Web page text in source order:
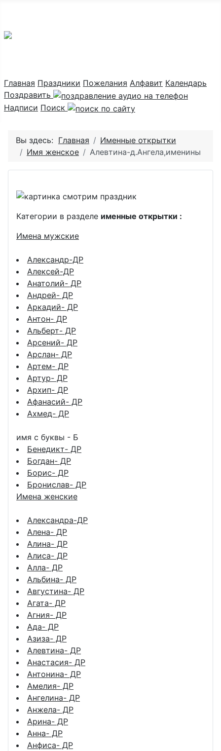
Главная Праздники Пожелания Алфавит Календарь
Поздравить
Надписи Поиск
Вы здесь: Главная
Именные открытки
Имя женское
Алевтина-д.Ангела,именины
Категории в разделе именные открытки :
Имена мужские
Александр-ДР
Алексей-ДР
Анатолий- ДР
Андрей- ДР
Аркадий- ДР
Антон- ДР
Альберт- ДР
Арсений- ДР
Арслан- ДР
Артем- ДР
Артур- ДР
Архип- ДР
Афанасий- ДР
Ахмед- ДР
имя с буквы - Б
Бенедикт- ДР
Богдан- ДР
Борис- ДР
Бронислав- ДР
Имена женские
Александра-ДР
Алена- ДР
Алина- ДР
Алиса- ДР
Алла- ДР
Альбина- ДР
Августина- ДР
Агата- ДР
Агния- ДР
Ада- ДР
Азиза- ДР
Алевтина- ДР
Анастасия- ДР
Антонина- ДР
Амелия- ДР
Ангелина- ДР
Анжела- ДР
Арина- ДР
Анна- ДР
Анфиса- ДР